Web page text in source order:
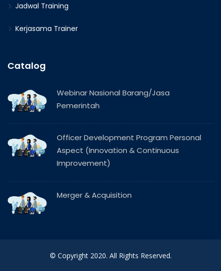
Jadwal Training
Kerjasama Trainer
Catalog
Webinar Nasional Barang/Jasa
Pemerintah
Officer Development Program Personal
Aspect (Innovation & Continuous
Improvement)
Merger & Acquisition
© Copyright 2020. All Rights Reserved.